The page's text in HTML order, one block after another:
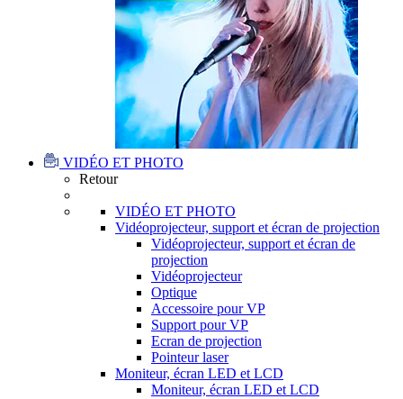
VIDÉO ET PHOTO
Retour
VIDÉO ET PHOTO
Vidéoprojecteur, support et écran de projection
Vidéoprojecteur, support et écran de
projection
Vidéoprojecteur
Optique
Accessoire pour VP
Support pour VP
Ecran de projection
Pointeur laser
Moniteur, écran LED et LCD
Moniteur, écran LED et LCD